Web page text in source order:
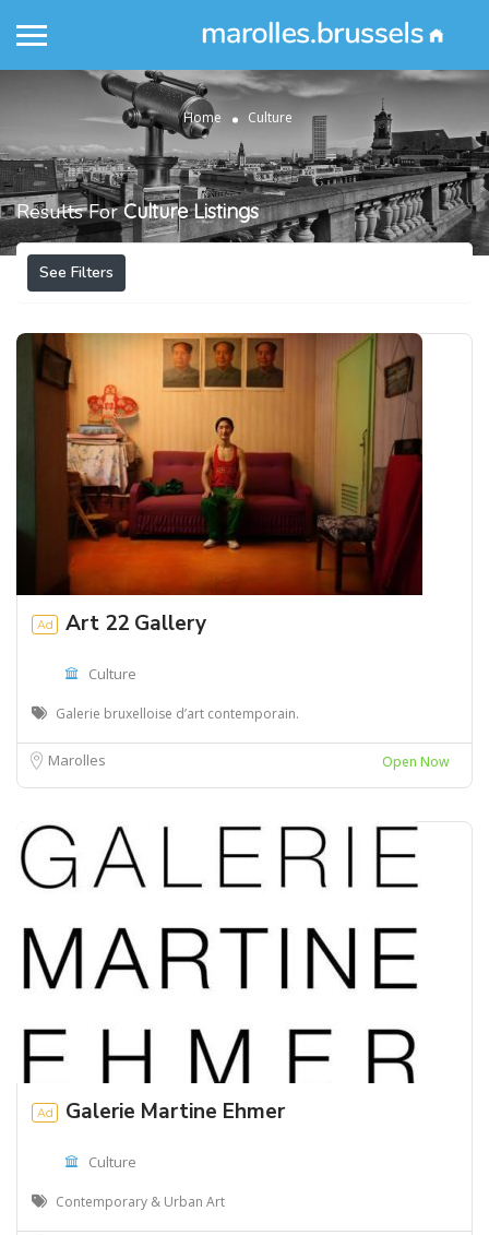
Home Culture
Results ForCulture Listings
See Filters
Ad Art 22 Gallery
Culture
Galerie bruxelloise d’art contemporain.
Marolles Open Now
Ad Galerie Martine Ehmer
Culture
Contemporary & Urban Art